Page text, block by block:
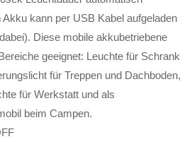
kann per USB Kabel aufgeladen
Diese mobile akkubetriebene
geeignet: Leuchte für Schrank
für Treppen und Dachboden,
für Werkstatt und als
beim Campen.